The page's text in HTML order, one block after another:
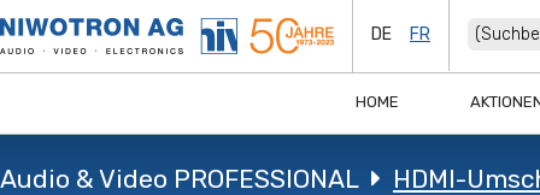
DE FR
HOME
Audio & Video PROFESSIONAL HDMI-